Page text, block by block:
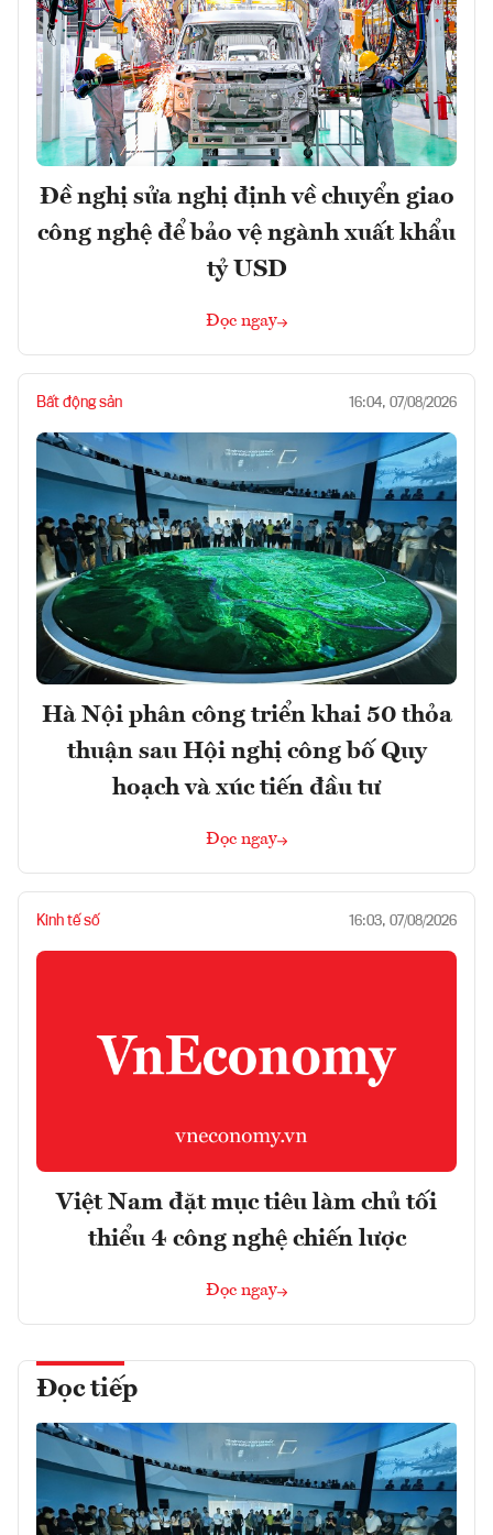
Đề nghị sửa nghị định về chuyển giao
công nghệ để bảo vệ ngành xuất khẩu
tỷ USD
Đọc ngay
Bất động sản 16:04, 07/08/2026
Hà Nội phân công triển khai 50 thỏa
thuận sau Hội nghị công bố Quy
hoạch và xúc tiến đầu tư
Đọc ngay
Kinh tế số 16:03, 07/08/2026
Việt Nam đặt mục tiêu làm chủ tối
thiểu 4 công nghệ chiến lược
Đọc ngay
Đọc tiếp